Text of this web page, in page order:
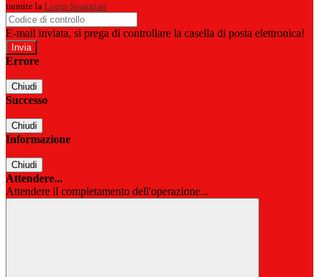
tramite la Login Spaggiari
E-mail inviata, si prega di controllare la casella di posta elettronica!
Errore
Chiudi
Successo
Chiudi
Informazione
Chiudi
Attendere...
Attendere il completamento dell'operazione...